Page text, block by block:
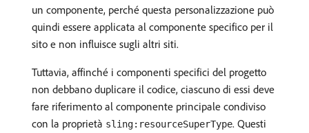
un componente, perché questa personalizzazione può
quindi essere applicata al componente specifico per il
sito e non influisce sugli altri siti.
Tuttavia, affinché i componenti specifici del progetto
non debbano duplicare il codice, ciascuno di essi deve
fare riferimento al componente principale condiviso
con la proprietà sling:resourceSuperType. Questi